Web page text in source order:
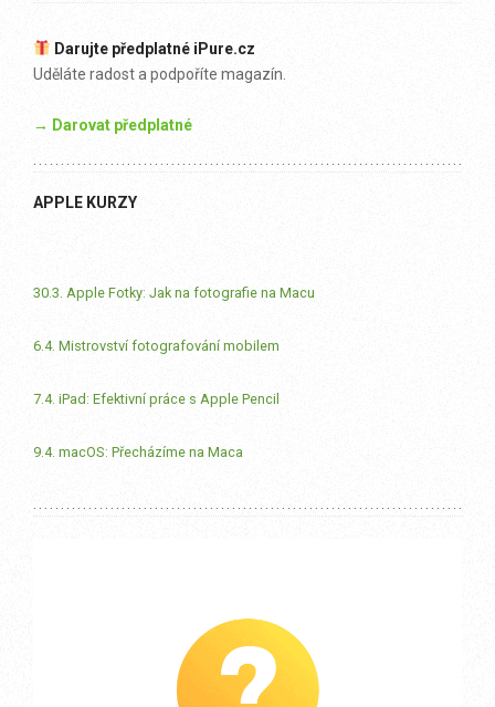
Darujte předplatné iPure.cz
Uděláte radost a podpoříte magazín.
→ Darovat předplatné
APPLE KURZY
30.3. Apple Fotky: Jak na fotografie na Macu
6.4. Mistrovství fotografování mobilem
7.4. iPad: Efektivní práce s Apple Pencil
9.4. macOS: Přecházíme na Maca